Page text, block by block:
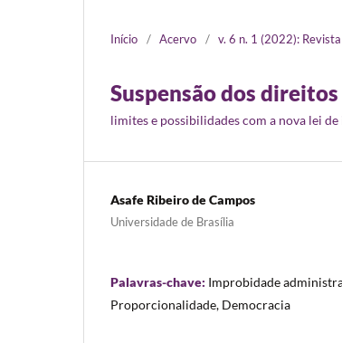
Início / Acervo / v. 6 n. 1 (2022):
Suspensão dos
limites e possibilidades com a nova lei
Asafe Ribeiro de Campos
Universidade de Brasília
Palavras-chave: Improbidade
Proporcionalidade, Democracia